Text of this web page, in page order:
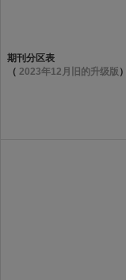
期刊分区表
（ 2023年12月旧的升级版 ）